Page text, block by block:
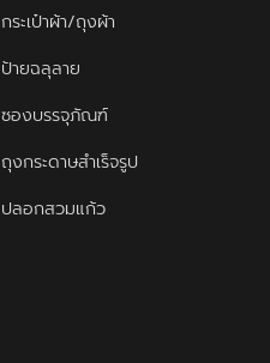
กระเป๋าผ้า/ถุงผ้า
ป้ายฉลุลาย
ซองบรรจุภัณฑ์
ถุงกระดาษสำเร็จรูป
ปลอกสวมแก้ว